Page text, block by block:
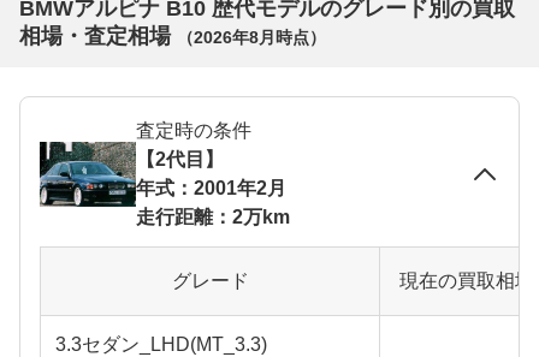
BMWアルピナ B10 歴代モデルのグレード別の買取
相場・査定相場
（2026年8月 時点）
査定時の条件
【2代目】
年式：2001年2月
走行距離：2万km
グレード 現在の買取相
3.3セダン_LHD(MT_3.3)